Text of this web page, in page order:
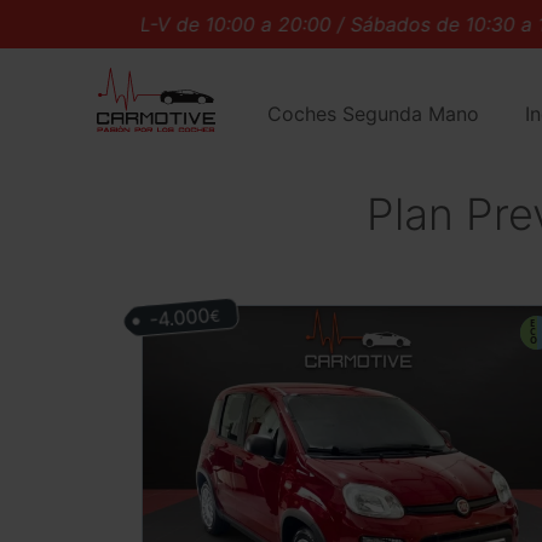
L-V de 10:00 a 20:00 / Sábados de 10:30 a
Coches Segunda Mano
Plan
-4.000€